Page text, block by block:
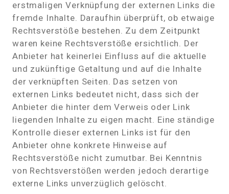
erstmaligen Verknüpfung der externen Links die
fremde Inhalte. Daraufhin überprüft, ob etwaige
Rechtsverstöße bestehen. Zu dem Zeitpunkt
waren keine Rechtsverstöße ersichtlich. Der
Anbieter hat keinerlei Einfluss auf die aktuelle
und zukünftige Getaltung und auf die Inhalte
der verknüpften Seiten. Das setzen von
externen Links bedeutet nicht, dass sich der
Anbieter die hinter dem Verweis oder Link
liegenden Inhalte zu eigen macht. Eine ständige
Kontrolle dieser externen Links ist für den
Anbieter ohne konkrete Hinweise auf
Rechtsverstöße nicht zumutbar. Bei Kenntnis
von Rechtsverstößen werden jedoch derartige
externe Links unverzüglich gelöscht.